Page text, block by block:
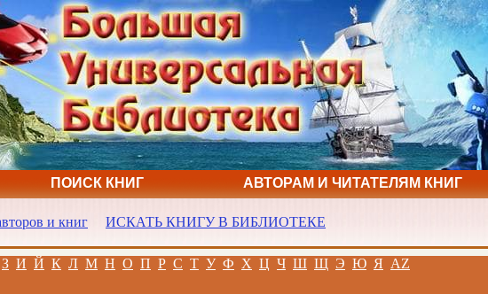
ПОИСК КНИГ АВТОРАМ И ЧИТАТЕЛЯМ КНИГ
и книг ИСКАТЬ КНИГУ В БИБЛИОТЕКЕ
З И Й К Л М Н О П Р С Т У Ф Х Ц Ч Ш Щ Э Ю Я AZ